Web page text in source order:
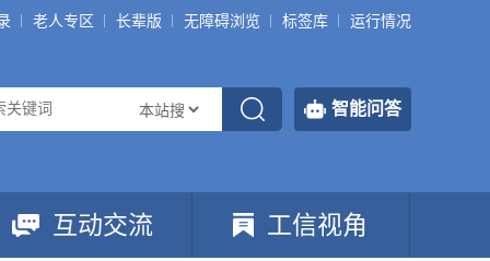
老人专区 长辈版 无障碍浏览 标签库 运行情况
智能问答
互动交流 工信视角